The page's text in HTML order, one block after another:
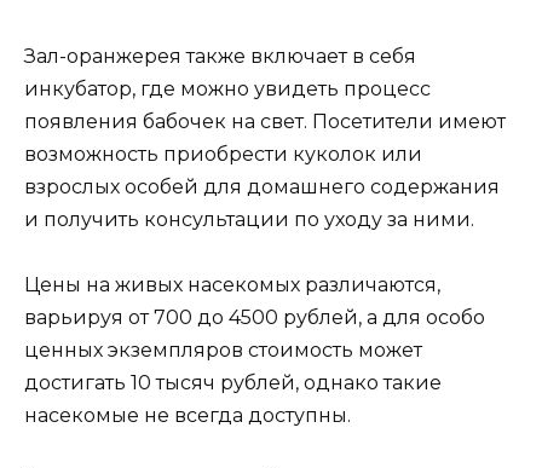
Зал-оранжерея также включает в себя
инкубатор, где можно увидеть процесс
появления бабочек на свет. Посетители имеют
возможность приобрести куколок или
взрослых особей для домашнего содержания
и получить консультации по уходу за ними.
Цены на живых насекомых различаются,
варьируя от 700 до 4500 рублей, а для особо
ценных экземпляров стоимость может
достигать 10 тысяч рублей, однако такие
насекомые не всегда доступны.